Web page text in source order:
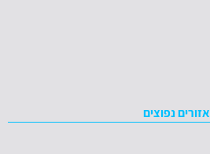
אזורים נפוצים